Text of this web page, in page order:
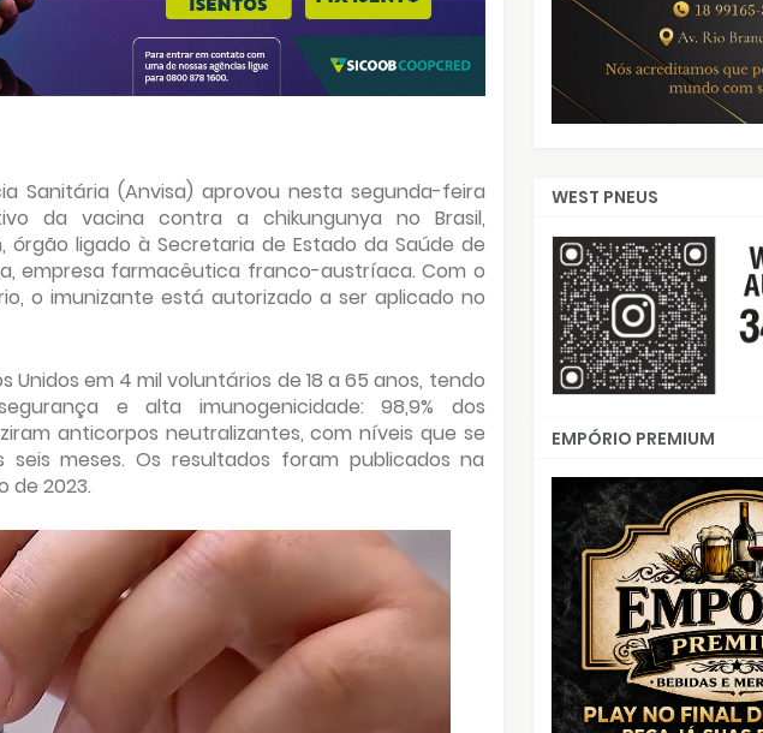
Sanitária (Anvisa) aprovou nesta segunda-feira
da vacina contra a chikungunya no Brasil,
ligado à Secretaria de Estado da Saúde de
empresa farmacêutica franco-austríaca. Com o
o imunizante está autorizado a ser aplicado no
Unidos em 4 mil voluntários de 18 a 65 anos, tendo
e alta imunogenicidade: 98,9% dos
anticorpos neutralizantes, com níveis que se
meses. Os resultados foram publicados na
de 2023.
WEST PNEUS
EMPÓRIO PREMIUM